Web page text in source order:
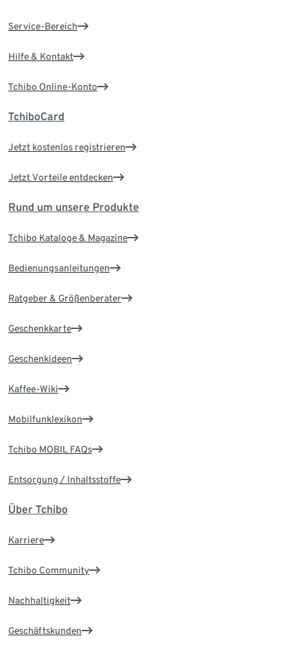
Service-Bereich
Hilfe & Kontakt
Tchibo Online-Konto
TchiboCard
Jetzt kostenlos registrieren
Jetzt Vorteile entdecken
Rund um unsere Produkte
Tchibo Kataloge & Magazine
Bedienungsanleitungen
Ratgeber & Größenberater
Geschenkkarte
Geschenkideen
Kaffee-Wiki
Mobilfunklexikon
Tchibo MOBIL FAQs
Entsorgung / Inhaltsstoffe
Über Tchibo
Karriere
Tchibo Community
Nachhaltigkeit
Geschäftskunden